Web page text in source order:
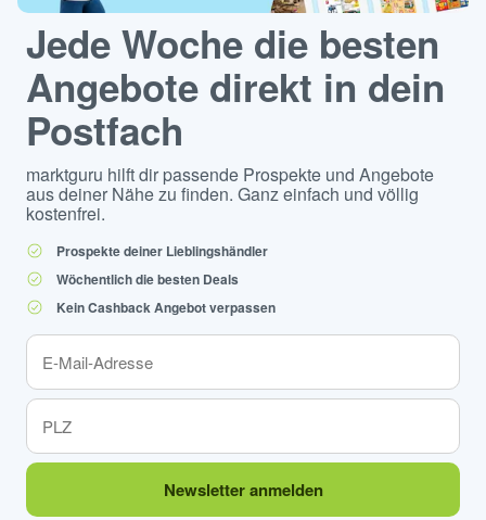
Jede Woche die besten
Angebote direkt in dein
Postfach
marktguru hilft dir passende Prospekte und Angebote
aus deiner Nähe zu finden. Ganz einfach und völlig
kostenfrei.
Prospekte deiner Lieblingshändler
Wöchentlich die besten Deals
Kein Cashback Angebot verpassen
Newsletter anmelden